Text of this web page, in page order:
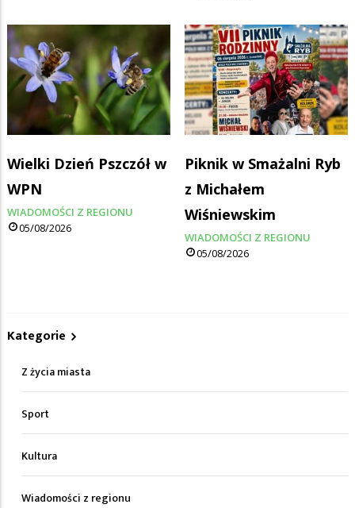
Wielki Dzień Pszczół w
WPN
WIADOMOŚCI Z REGIONU
05/08/2026
Piknik w Smażalni Ryb
z Michałem
Wiśniewskim
WIADOMOŚCI Z REGIONU
05/08/2026
Kategorie
Z życia miasta
Sport
Kultura
Wiadomości z regionu